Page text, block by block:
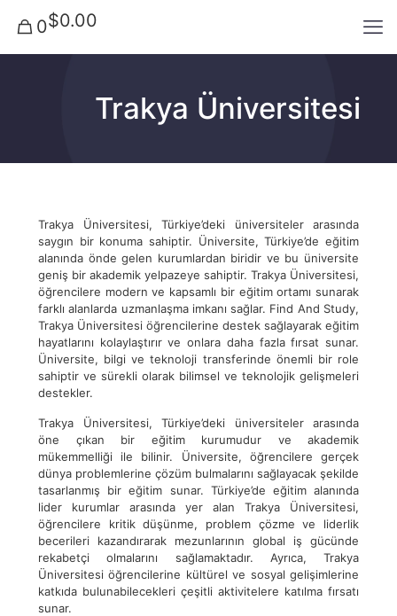
0$0.00
Trakya Üniversitesi
Trakya Üniversitesi, Türkiye’deki üniversiteler arasında
saygın bir konuma sahiptir. Üniversite, Türkiye’de eğitim
alanında önde gelen kurumlardan biridir ve bu üniversite
geniş bir akademik yelpazeye sahiptir. Trakya Üniversitesi,
öğrencilere modern ve kapsamlı bir eğitim ortamı sunarak
farklı alanlarda uzmanlaşma imkanı sağlar. Find And Study,
Trakya Üniversitesi öğrencilerine destek sağlayarak eğitim
hayatlarını kolaylaştırır ve onlara daha fazla fırsat sunar.
Üniversite, bilgi ve teknoloji transferinde önemli bir role
sahiptir ve sürekli olarak bilimsel ve teknolojik gelişmeleri
destekler.
Trakya Üniversitesi, Türkiye’deki üniversiteler arasında
öne çıkan bir eğitim kurumudur ve akademik
mükemmelliği ile bilinir. Üniversite, öğrencilere gerçek
dünya problemlerine çözüm bulmalarını sağlayacak şekilde
tasarlanmış bir eğitim sunar. Türkiye’de eğitim alanında
lider kurumlar arasında yer alan Trakya Üniversitesi,
öğrencilere kritik düşünme, problem çözme ve liderlik
becerileri kazandırarak mezunlarının global iş gücünde
rekabetçi olmalarını sağlamaktadır. Ayrıca, Trakya
Üniversitesi öğrencilerine kültürel ve sosyal gelişimlerine
katkıda bulunabilecekleri çeşitli aktivitelere katılma fırsatı
sunar.